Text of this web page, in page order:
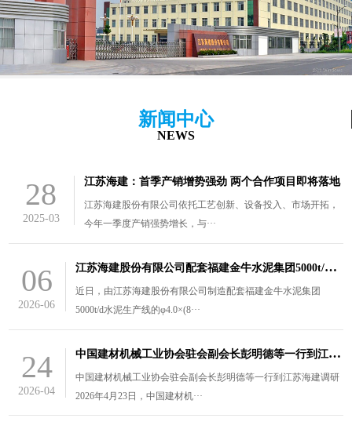
新闻中心
NEWS
28
2025-03
江苏海建：首季产销增势强劲 两个合作项目即将落地
江苏海建股份有限公司依托工艺创新、设备投入、市场开拓，
今年一季度产销强势增长，与···
06
2026-06
江
苏海建股份有限公司配套福建金牛水泥集团5000t/d水泥生产线的￠4.0×（8.5+3）m风扫煤磨装车发货
近日，由江苏海建股份有限公司制造配套福建金牛水泥集团
5000t/d水泥生产线的φ4.0×(8···
24
2026-04
中
国建材机械工业协会驻会副会长彭明德等一行到江苏海建调研
中国建材机械工业协会驻会副会长彭明德等一行到江苏海建调研
2026年4月23日，中国建材机···